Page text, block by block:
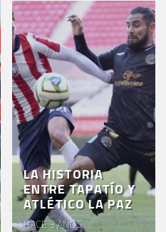
LA HISTORIA
ENTRE TAPATÍO Y
ATLÉTICO LA PAZ
HACE 3 AÑOS